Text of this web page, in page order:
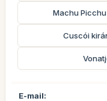
Machu
Cuscói
E-mail: